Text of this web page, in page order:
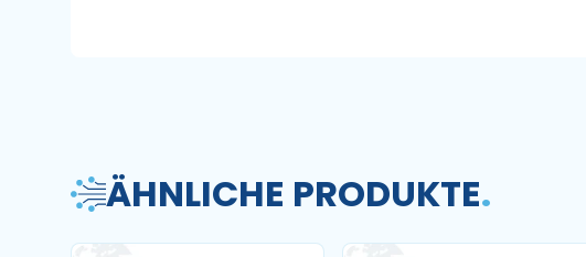
ÄHNLICHE PRODUKTE.